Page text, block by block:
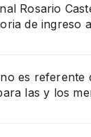
Rosario
de ingreso
es referente
las y los